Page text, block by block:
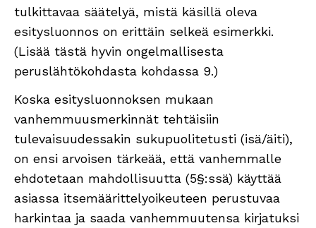
tulkittavaa säätelyä, mistä käsillä oleva
esitysluonnos on erittäin selkeä esimerkki.
(Lisää tästä hyvin ongelmallisesta
peruslähtökohdasta kohdassa 9.)
Koska esitysluonnoksen mukaan
vanhemmuusmerkinnät tehtäisiin
tulevaisuudessakin sukupuolitetusti (isä/äiti),
on ensi arvoisen tärkeää, että vanhemmalle
ehdotetaan mahdollisuutta (5§:ssä) käyttää
asiassa itsemäärittelyoikeuteen perustuvaa
harkintaa ja saada vanhemmuutensa kirjatuksi